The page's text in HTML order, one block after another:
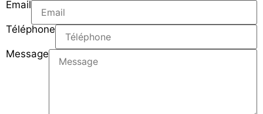
Email
Téléphone
Message